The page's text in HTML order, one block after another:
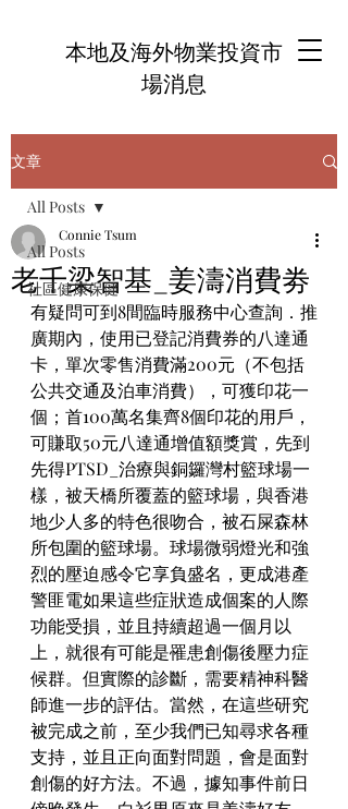
本地及海外物業投資市
場消息
文章
All Posts
社區健康保健
All Posts
老千梁智基_姜濤消費劵
Connie Tsum
有疑問可到8間臨時服務中心查詢．推
廣期內，使用已登記消費券的八達通
卡，單次零售消費滿200元（不包括
公共交通及泊車消費），可獲印花一
個；首100萬名集齊8個印花的用戶，
可賺取50元八達通增值額獎賞，先到
先得PTSD_治療與銅鑼灣村籃球場一
樣，被天橋所覆蓋的籃球場，與香港
地少人多的特色很吻合，被石屎森林
所包圍的籃球場。球場微弱燈光和強
烈的壓迫感令它享負盛名，更成港產
警匪電如果這些症狀造成個案的人際
功能受損，並且持續超過一個月以
上，就很有可能是罹患創傷後壓力症
候群。但實際的診斷，需要精神科醫
師進一步的評估。當然，在這些研究
被完成之前，至少我們已知尋求各種
支持，並且正向面對問題，會是面對
創傷的好方法。不過，據知事件前日